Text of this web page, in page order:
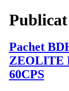
Pachet
ZEOLITE
60CPS